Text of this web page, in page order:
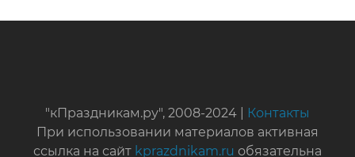
"кПраздникам.ру", 2008-2024 |
Контакты
При использовании материалов активная
ссылка на сайт kprazdnikam.ru обязательна